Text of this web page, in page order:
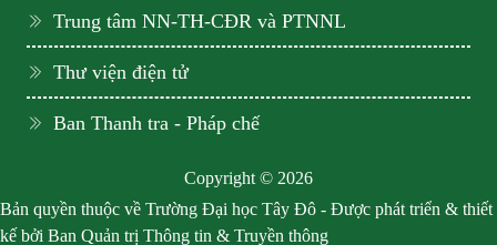
Trung tâm NN-TH-CĐR và PTNNL
Thư viện điện tử
Ban Thanh tra - Pháp chế
Copyright © 2026
Bản quyền thuộc về Trường Đại học Tây Đô - Được phát triển & thiết
kế bởi Ban Quản trị Thông tin & Truyền thông